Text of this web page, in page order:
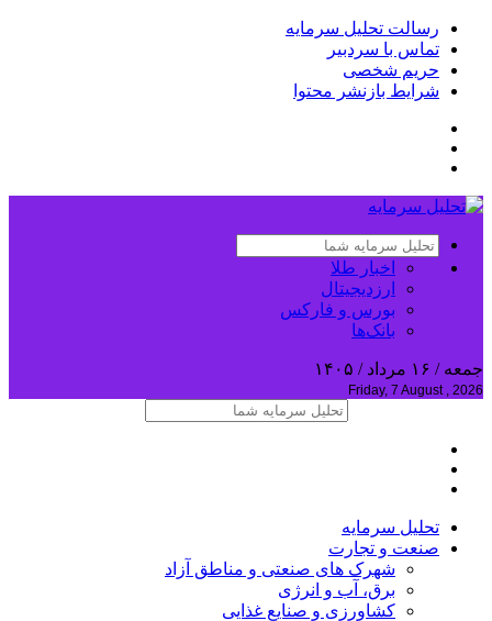
رسالت تحلیل سرمایه
تماس با سردبیر
حریم شخصی
شرایط بازنشر محتوا
اخبار طلا
ارزدیجیتال
بورس و فارکس
بانک‌ها
جمعه / ۱۶ مرداد / ۱۴۰۵
Friday, 7 August , 2026
تحلیل‌ سرمایه
صنعت و تجارت
شهرک های صنعتی و مناطق آزاد
برق، آب و انرژی
کشاورزی و صنایع غذایی